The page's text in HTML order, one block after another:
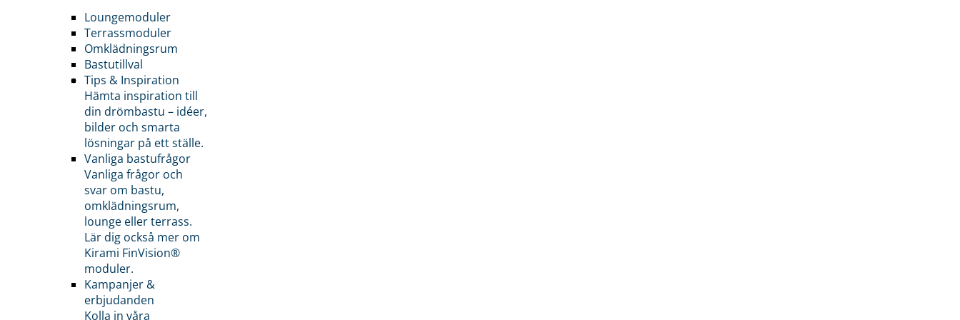
Loungemoduler
Terrassmoduler
Omklädningsrum
Bastutillval
Tips & Inspiration
Hämta inspiration till
din drömbastu – idéer,
bilder och smarta
lösningar på ett ställe.
Vanliga bastufrågor
Vanliga frågor och
svar om bastu,
omklädningsrum,
lounge eller terrass.
Lär dig också mer om
Kirami FinVision®
moduler.
Kampanjer &
erbjudanden
Kolla in våra